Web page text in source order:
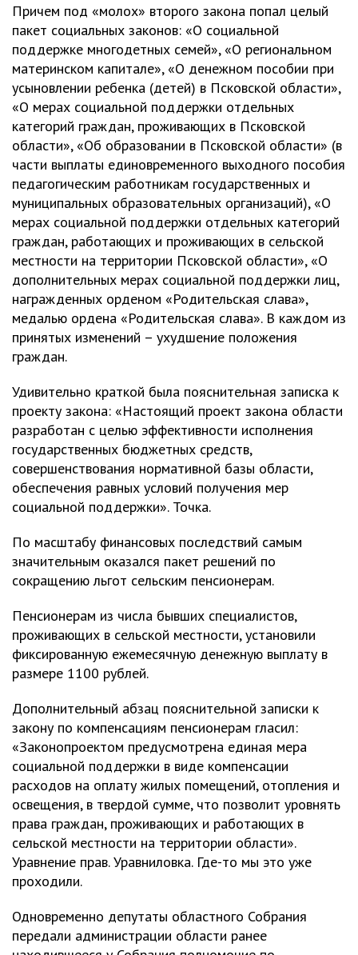
Причем под «молох» второго закона попал целый
пакет социальных законов: «О социальной
поддержке многодетных семей», «О региональном
материнском капитале», «О денежном пособии при
усыновлении ребенка (детей) в Псковской области»,
«О мерах социальной поддержки отдельных
категорий граждан, проживающих в Псковской
области», «Об образовании в Псковской области» (в
части выплаты единовременного выходного пособия
педагогическим работникам государственных и
муниципальных образовательных организаций), «О
мерах социальной поддержки отдельных категорий
граждан, работающих и проживающих в сельской
местности на территории Псковской области», «О
дополнительных мерах социальной поддержки лиц,
награжденных орденом «Родительская слава»,
медалью ордена «Родительская слава». В каждом из
принятых изменений – ухудшение положения
граждан.
Удивительно краткой была пояснительная записка к
проекту закона: «Настоящий проект закона области
разработан с целью эффективности исполнения
государственных бюджетных средств,
совершенствования нормативной базы области,
обеспечения равных условий получения мер
социальной поддержки». Точка.
По масштабу финансовых последствий самым
значительным оказался пакет решений по
сокращению льгот сельским пенсионерам.
Пенсионерам из числа бывших специалистов,
проживающих в сельской местности, установили
фиксированную ежемесячную денежную выплату в
размере 1100 рублей.
Дополнительный абзац пояснительной записки к
закону по компенсациям пенсионерам гласил:
«Законопроектом предусмотрена единая мера
социальной поддержки в виде компенсации
расходов на оплату жилых помещений, отопления и
освещения, в твердой сумме, что позволит уровнять
права граждан, проживающих и работающих в
сельской местности на территории области».
Уравнение прав. Уравниловка. Где-то мы это уже
проходили.
Одновременно депутаты областного Собрания
передали администрации области ранее